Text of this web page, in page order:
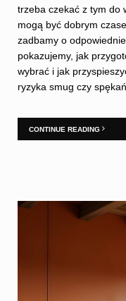
trzeba czekać z tym do
mogą być dobrym
zadbamy o
pokazujemy, jak
wybrać i jak
ryzyka smug czy spękań.
CONTINUE READING